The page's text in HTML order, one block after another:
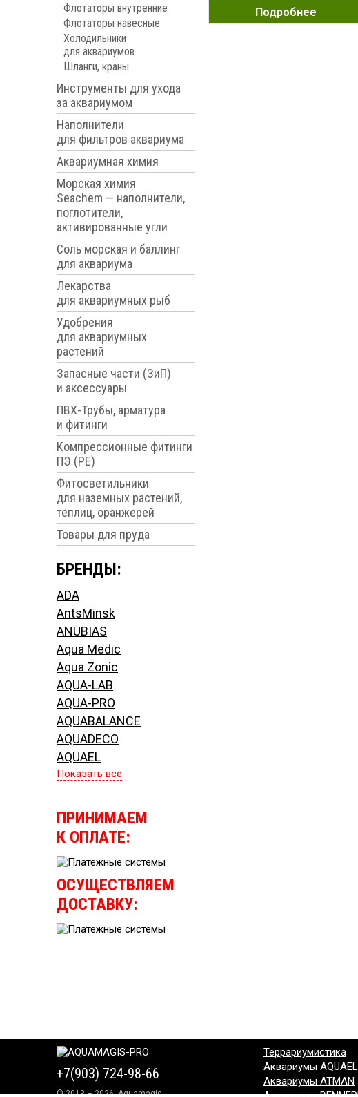
Флотаторы внутренние
Флотаторы навесные
Холодильники
для аквариумов
Шланги, краны
Инструменты для ухода
за аквариумом
Наполнители
для фильтров аквариума
Аквариумная химия
Морская химия
Seachem — наполнители,
поглотители,
активированные угли
Соль морская и баллинг
для аквариума
Лекарства
для аквариумных рыб
Удобрения
для аквариумных
растений
Запасные части (ЗиП)
и аксессуары
ПВХ-Трубы, арматура
и фитинги
Компрессионные фитинги
ПЭ (PE)
Фитосветильники
для наземных растений,
теплиц, оранжерей
Товары для пруда
БРЕНДЫ:
ADA
AntsMinsk
ANUBIAS
Aqua Medic
Aqua Zonic
AQUA-LAB
AQUA-PRO
AQUABALANCE
AQUADECO
AQUAEL
Показать все
ПРИНИМАЕМ
К ОПЛАТЕ:
ОСУЩЕСТВЛЯЕМ
ДОСТАВКУ:
Подробнее
+7(903) 724-98-66
© 2013 – 2026, Aquamagis
Террариумистика
Аквариумы AQUAEL
Аквариумы ATMAN